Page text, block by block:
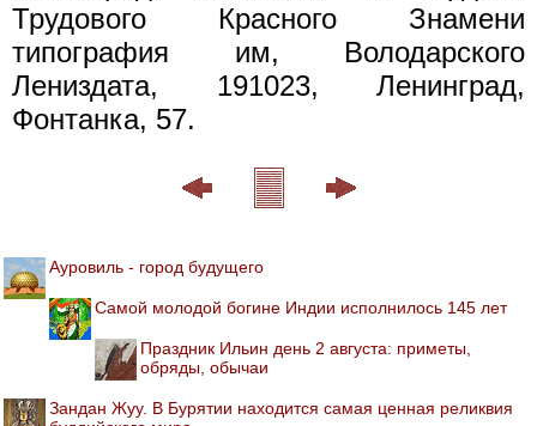
Трудового Красного Знамени
типография им, Володарского
Лениздата, 191023, Ленинград,
Фонтанка, 57.
Ауровиль - город будущего
Самой молодой богине Индии исполнилось 145 лет
Праздник Ильин день 2 августа: приметы,
обряды, обычаи
Зандан Жуу. В Бурятии находится самая ценная реликвия